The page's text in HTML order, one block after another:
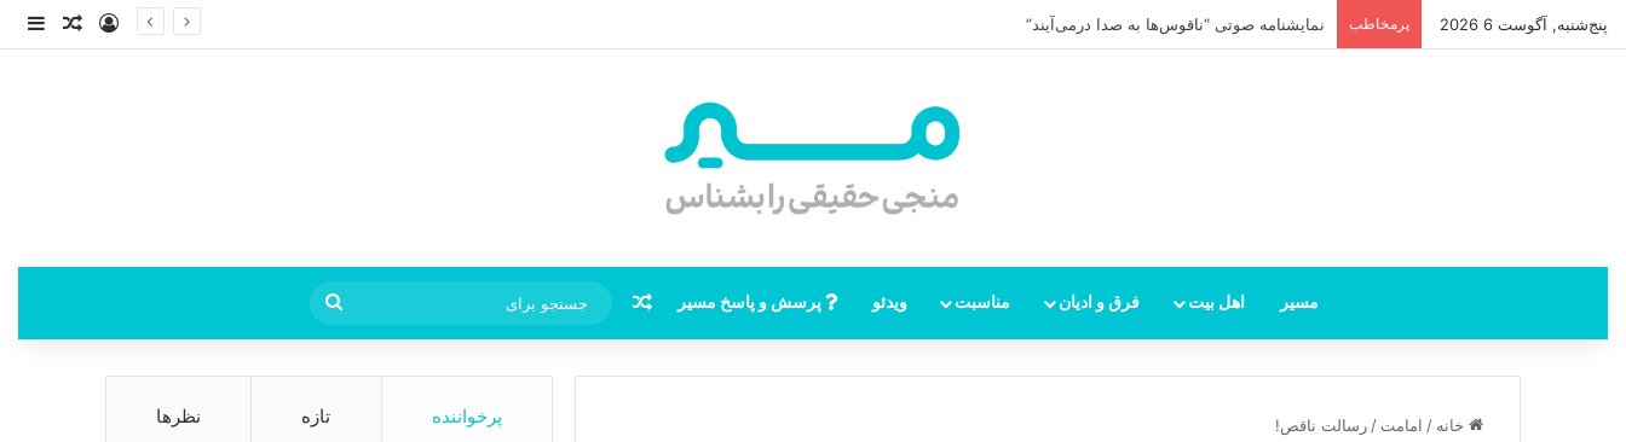
پنج‌شنبه, آگوست 6 2026 پرمخاطب امام زمان از کجا ظهور می‌کند؟ محل ظهور امام زمان، نقشه راه ظهور از مکه تا پایتختی کوفه ورودنوشته
مسیر اهل بیت فرق و ادیان مناسبت ویدئو پرسش و پاسخ مسیر نوشته تصادفی
جستجو
برای
خانه / امامت / رسالت ناقص! پرخواننده تازه نظرها